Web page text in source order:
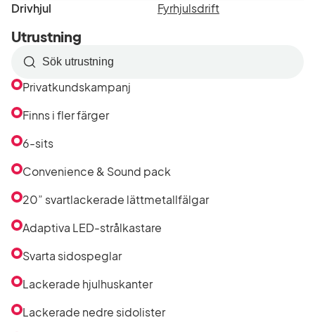
Drivhjul
Fyrhjulsdrift
Utrustning
Sök
efter
i
Privatkundskampanj
Finns i fler färger
6-sits
Convenience & Sound pack
20” svartlackerade lättmetallfälgar
Adaptiva LED-strålkastare
Svarta sidospeglar
Lackerade hjulhuskanter
Lackerade nedre sidolister